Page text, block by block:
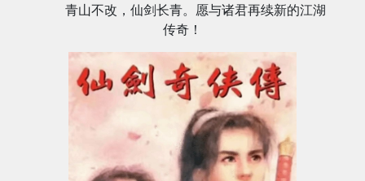
青山不改，仙剑长青。愿与诸君再续新的江湖
传奇！